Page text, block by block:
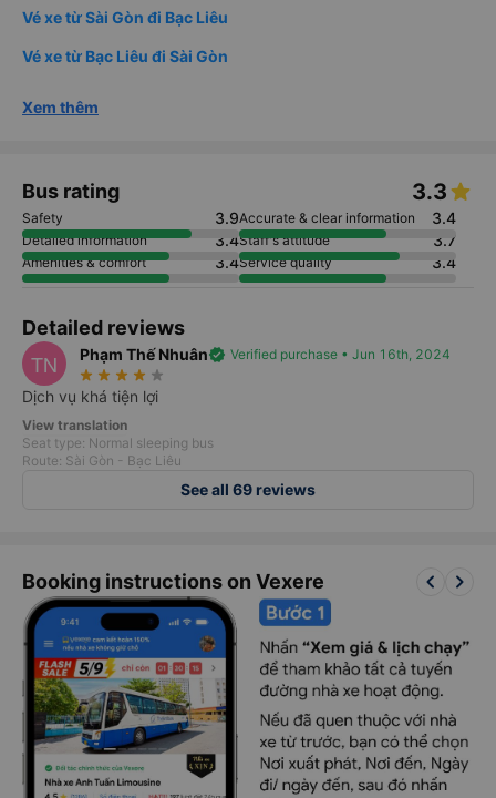
Vé xe từ Sài Gòn đi Bạc Liêu
Vé xe từ Bạc Liêu đi Sài Gòn
Xem thêm
Bus rating 3.3
Safety 3.9Accurate & clear information 3.4
Detailed information 3.4Staff's attitude 3.7
Amenities & comfort 3.4Service quality 3.4
Detailed reviews
TN Phạm Thế Nhuânverified Verified purchase • Jun 16th, 2024
star_rate star_rate star_rate star_rate star_rate
Dịch vụ khá tiện lợi
View translation
Seat type: Normal sleeping bus
Route: Sài Gòn - Bạc Liêu
See all 69 reviews
Booking instructions on Vexere keyboard_arrow_left keyboard_arrow_right